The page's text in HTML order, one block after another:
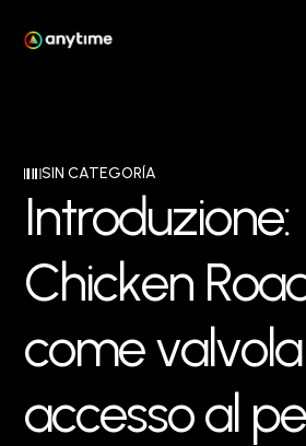
SIN CATEGORÍA
Introduzione:
Chicken Roa
comevalvola
accessoal pe